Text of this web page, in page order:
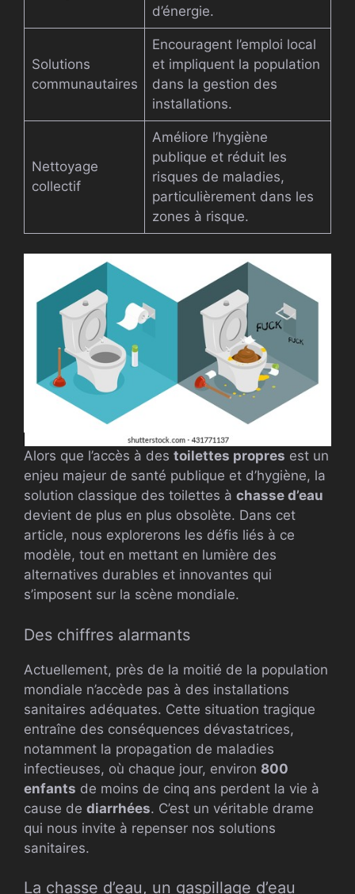
d’énergie.
Solutions
communautaires
Encouragent l’emploi local
et impliquent la population
dans la gestion des
installations.
Nettoyage
collectif
Améliore l’hygiène
publique et réduit les
risques de maladies,
particulièrement dans les
zones à risque.
Alors que l’accès à des toilettes propres est un
enjeu majeur de santé publique et d’hygiène, la
solution classique des toilettes à chasse d’eau
devient de plus en plus obsolète. Dans cet
article, nous explorerons les défis liés à ce
modèle, tout en mettant en lumière des
alternatives durables et innovantes qui
s’imposent sur la scène mondiale.
Des chiffres alarmants
Actuellement, près de la moitié de la population
mondiale n’accède pas à des installations
sanitaires adéquates. Cette situation tragique
entraîne des conséquences dévastatrices,
notamment la propagation de maladies
infectieuses, où chaque jour, environ 800
enfants de moins de cinq ans perdent la vie à
cause de diarrhées. C’est un véritable drame
qui nous invite à repenser nos solutions
sanitaires.
La chasse d’eau, un gaspillage d’eau